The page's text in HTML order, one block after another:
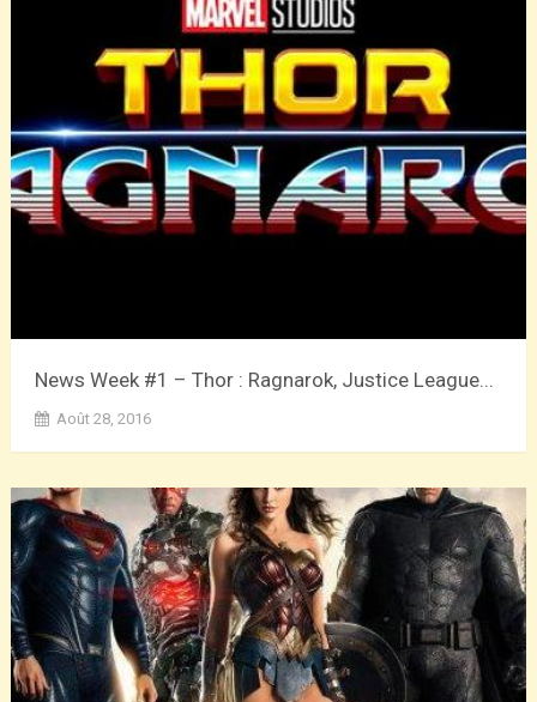
News Week #1 – Thor : Ragnarok, Justice League...
Août 28, 2016